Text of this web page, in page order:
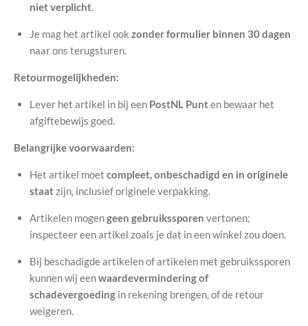
niet verplicht.
Je mag het artikel ook zonder formulier binnen 30 dagen
naar ons terugsturen.
Retourmogelijkheden:
Lever het artikel in bij een PostNL Punten bewaar het
afgiftebewijs goed.
Belangrijke voorwaarden:
Het artikel moet compleet, onbeschadigd en in originele
staatzijn, inclusief originele verpakking.
Artikelen mogengeen gebruikssporen vertonen;
inspecteer een artikel zoals je dat in een winkel zou doen.
Bij beschadigde artikelen of artikelen met gebruikssporen
kunnen wij eenwaardevermindering of
schadevergoedingin rekening brengen, of de retour
weigeren.